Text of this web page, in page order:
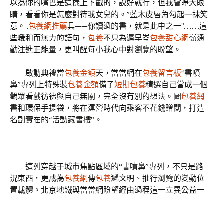
以為你的嘴巴是這樣上下戳的，說好就行，但我會睜大眼
睛，看看你是怎麼對待我女兒的。”藍木皮唇角勾起一抹笑
意。 .包養網推薦具——你讀過的書，就是此中之一”……這
些暖和而無力的語句， 包養不只為遲早岑包養甜心網嶺通
勤注進正能量，更叫醒每小我心中對瀏覽的盼望。
啟動典禮當包養金額天，當當網在包養留言板“書噴
鼻”專列上特殊裝包養金額備了短期包養精選自己當成一個
觀眾看戲彷彿與自己無關，完全沒有別的想法。圖包養網
書和環保手提袋，將在運營時代向乘客不花錢贈閱，打造
名副實在的“活動藏書樓”。
這列穿越于城市焦點區域的“書噴鼻”專列，不只是路
況東西，更成為包養網傳包養遞文明、推行瀏覽的變動位
置載體。北京地鐵與當當網盼望經由過程這一立異公益一